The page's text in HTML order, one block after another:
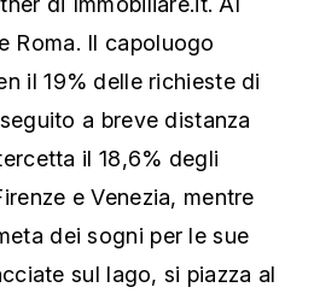
Roma. Il capoluogo
il 19% delle richieste di
a breve distanza
il 18,6% degli
e Venezia, mentre
dei sogni per le sue
sul lago, si piazza al